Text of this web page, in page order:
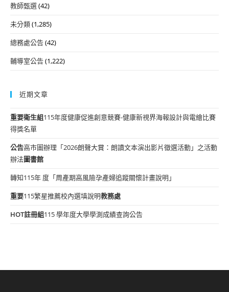
教師甄選(42)
未分類(1,285)
總務處公告(42)
輔導室公告(1,222)
近期文章
重要衛生組115年度健康促進創意競賽-健康新視界海報設計與電繪比賽
得獎名單
公告高市圖辦理「2026朗聲大賞：朗讀文本演出影片徵選活動」之活動
辦法圖書館
轉知115年 度「周產期高風險孕產婦追蹤關懷計畫說明」
重要115繁星推薦校內選填說明教務處
HOT註冊組115 學年度大學學測成績查詢公告